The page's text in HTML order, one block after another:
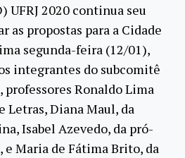
UFRJ 2020 continua seu
as propostas para a Cidade
segunda-feira (12/01),
integrantes do subcomitê
professores Ronaldo Lima
Letras, Diana Maul, da
Isabel Azevedo, da pró-
Maria de Fátima Brito, da